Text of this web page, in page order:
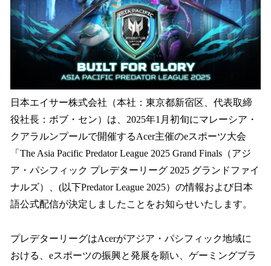
み
込
み
中
日本エイサー株式会社（本社：東京都新宿区、代表取締
役社長：ボブ・セン）は、2025年1月初旬にマレーシア・
クアラルンプールで開催するAcer主催のeスポーツ大会
「The Asia Pacific Predator League 2025 Grand Finals（アジ
ア・パシフィック プレデターリーグ 2025 グランドファイ
ナルズ）、(以下Predator League 2025）の情報および日本
語公式配信が決定しましたことをお知らせいたします。
プレデターリーグはAcerがアジア・パシフィック地域に
おける、eスポーツの振興と発展を願い、ゲーミングブラ